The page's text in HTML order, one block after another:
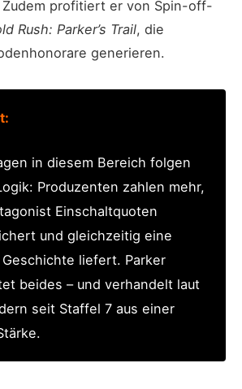
profitiert er von Spin-off-
Rush: Parker’s Trail, die
generieren.
in diesem Bereich folgen
Produzenten zahlen mehr,
Einschaltquoten
und gleichzeitig eine
liefert. Parker
beides – und verhandelt laut
seit Staffel 7 aus einer